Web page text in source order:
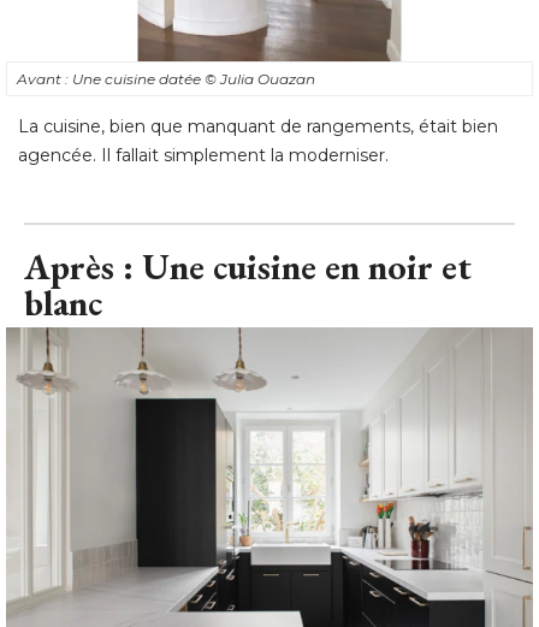
Avant : Une cuisine datée © Julia Ouazan
La cuisine, bien que manquant de rangements, était bien
agencée. Il fallait simplement la moderniser.
Après : Une cuisine en noir et
blanc